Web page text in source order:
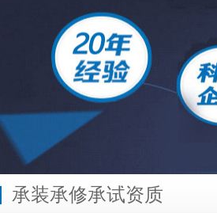
承装承修承试资质